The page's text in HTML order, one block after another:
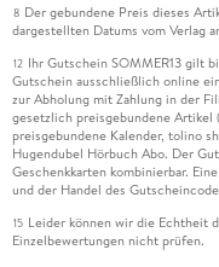
8 Der gebundene Preis dieses
dargestellten Datums vom Verlag
12 Ihr Gutschein SOMMER13 gilt
Gutschein ausschließlich online
zur Abholung mit Zahlung in der
gesetzlich preisgebundene Artikel
preisgebundene Kalender, tolino
Hugendubel Hörbuch Abo. Der
Geschenkkarten kombinierbar.
und der Handel des
15 Leider können wir die Echtheit
Einzelbewertungen nicht prüfen.